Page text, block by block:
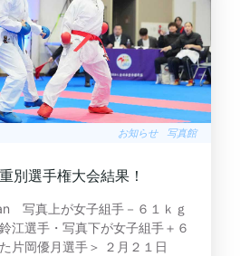
お知らせ 写真館
別選手権大会結果！
写真上が女子組手－６１ｋｇ
江選手・写真下が女子組手＋６
片岡優月選手＞ ２月２１日